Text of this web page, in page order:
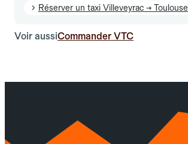
Réserver un taxi Villeveyrac → Toulouse
Voir aussiCommander VTC